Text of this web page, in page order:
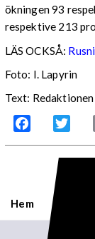
ökningen 93
respektive 213
LÄS OCKSÅ:
Foto: I. Lapyrin
Text: Redaktionen
Facebook
Hem